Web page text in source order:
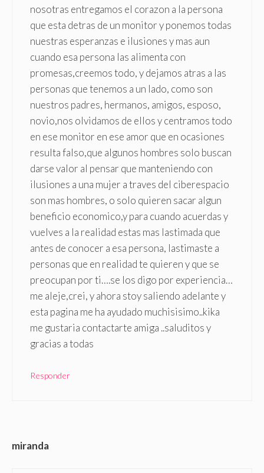
nosotras entregamos el corazon a la persona
que esta detras de un monitor y ponemos todas
nuestras esperanzas e ilusiones y mas aun
cuando esa persona las alimenta con
promesas,creemos todo, y dejamos atras a las
personas que tenemos a un lado, como son
nuestros padres, hermanos, amigos, esposo,
novio,nos olvidamos de ellos y centramos todo
en ese monitor en ese amor que en ocasiones
resulta falso,que algunos hombres solo buscan
darse valor al pensar que manteniendo con
ilusiones a una mujer a traves del ciberespacio
son mas hombres, o solo quieren sacar algun
beneficio economico,y para cuando acuerdas y
vuelves a la realidad estas mas lastimada que
antes de conocer a esa persona, lastimaste a
personas que en realidad te quieren y que se
preocupan por ti….se los digo por experiencia…
me aleje,crei, y ahora stoy saliendo adelante y
esta pagina me ha ayudado muchisisimo..kika
me gustaria contactarte amiga ..saluditos y
gracias a todas
Responder
miranda